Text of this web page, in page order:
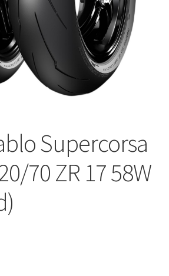
Supercorsa
70 ZR 17 58W